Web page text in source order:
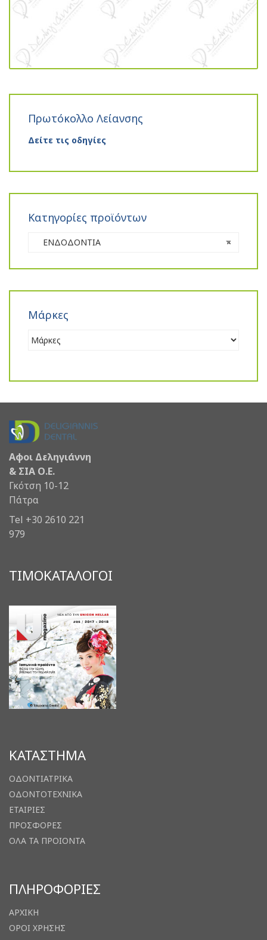
Πρωτόκολλο Λείανσης
Δείτε τις οδηγίες
Κατηγορίες προϊόντων
×
ΕΝΔΟΔΟΝΤΙΑ
Μάρκες
Αφοι Δεληγιάννη
& ΣΙΑ Ο.Ε.
Γκότση 10-12
Πάτρα
Tel +30 2610 221
979
ΤΙΜΟΚΑΤΑΛΟΓΟΙ
ΚΑΤΑΣΤΗΜΑ
ΟΔΟΝΤΙΑΤΡΙΚΑ
ΟΔΟΝΤΟΤΕΧΝΙΚΑ
ΕΤΑΙΡΙΕΣ
ΠΡΟΣΦΟΡΕΣ
ΟΛΑ ΤΑ ΠΡΟΙΟΝΤΑ
ΠΛΗΡΟΦΟΡΙΕΣ
ΑΡΧΙΚΗ
ΟΡΟΙ ΧΡΗΣΗΣ